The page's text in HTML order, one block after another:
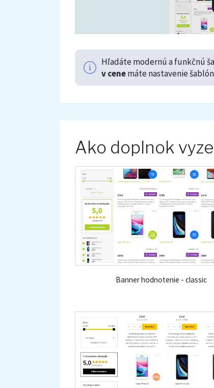
Hľadáte modernú a funkčnú
v cenemáte nastavenie
Ako doplnok
Banner hodnotenie - classic